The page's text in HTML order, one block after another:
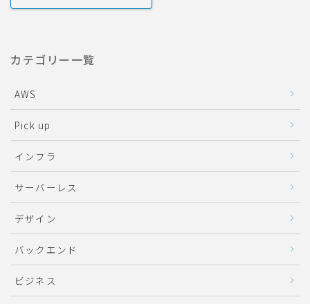
カテゴリー一覧
AWS
Pick up
インフラ
サーバーレス
デザイン
バックエンド
ビジネス